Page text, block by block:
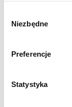
zgody
Niezbędne
Preferencje
Statystyka